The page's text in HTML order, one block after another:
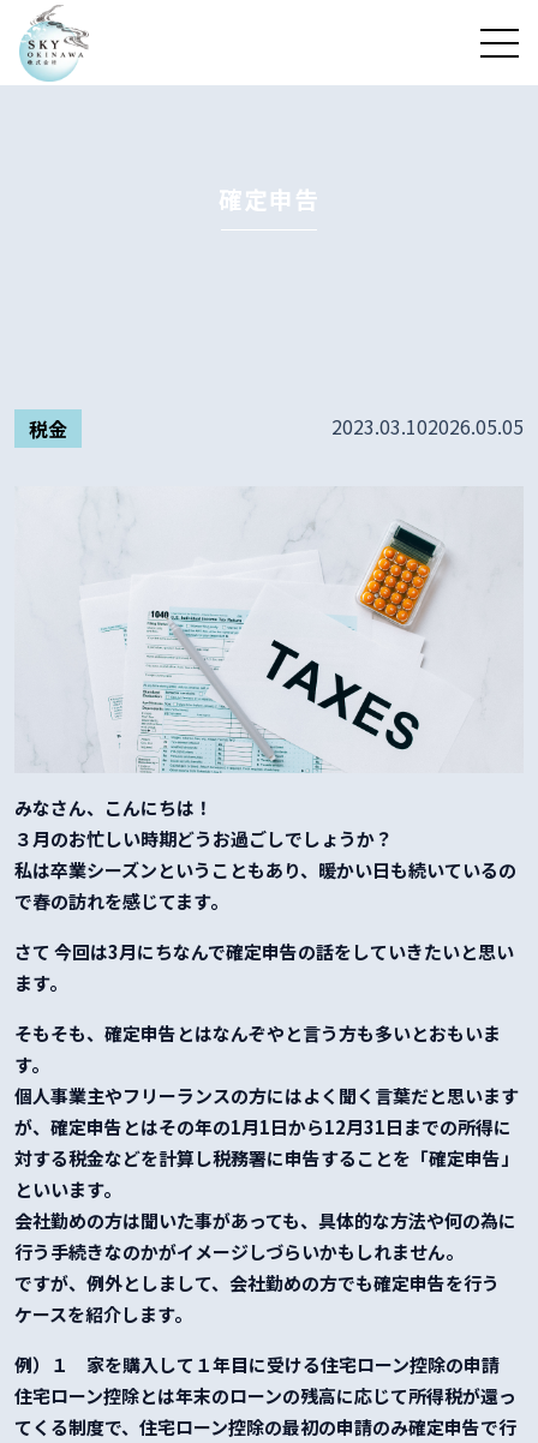
確定申告
税金 2023.03.102026.05.05
みなさん、こんにちは！
３月のお忙しい時期どうお過ごしでしょうか？
私は卒業シーズンということもあり、暖かい日も続いているの
で春の訪れを感じてます。
さて 今回は3月にちなんで確定申告の話をしていきたいと思い
ます。
そもそも、確定申告とはなんぞやと言う方も多いとおもいま
す。
個人事業主やフリーランスの方にはよく聞く言葉だと思います
が、確定申告とはその年の1月1日から12月31日までの所得に
対する税金などを計算し税務署に申告することを「確定申告」
といいます。
会社勤めの方は聞いた事があっても、具体的な方法や何の為に
行う手続きなのかがイメージしづらいかもしれません。
ですが、例外としまして、会社勤めの方でも確定申告を行う
ケースを紹介します。
例）１ 家を購入して１年目に受ける住宅ローン控除の申請
住宅ローン控除とは年末のローンの残高に応じて所得税が還っ
てくる制度で、住宅ローン控除の最初の申請のみ確定申告で行